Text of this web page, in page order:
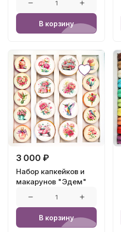
В корзину
3 000 ₽
Набор капкейков и
макарунов "Эдем"
В корзину